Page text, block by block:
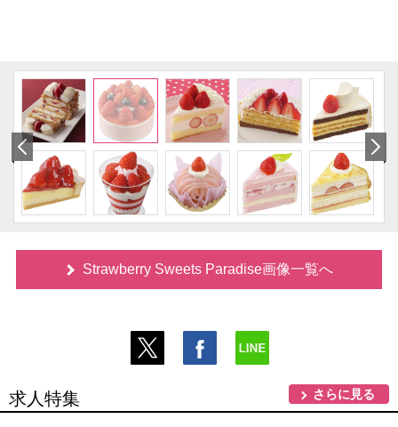
Strawberry Sweets Paradise画像一覧へ
求人特集 さらに見る